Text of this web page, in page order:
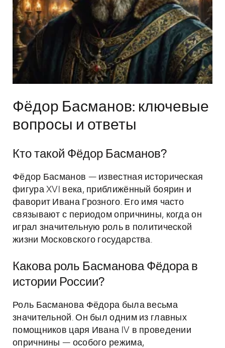
Фёдор Басманов: ключевые
вопросы и ответы
Кто такой Фёдор Басманов?
Фёдор Басманов — известная историческая
фигура XVI века, приближённый боярин и
фаворит Ивана Грозного. Его имя часто
связывают с периодом опричнины, когда он
играл значительную роль в политической
жизни Московского государства.
Какова роль Басманова Фёдора в
истории России?
Роль Басманова Фёдора была весьма
значительной. Он был одним из главных
помощников царя Ивана IV в проведении
опричнины — особого режима,